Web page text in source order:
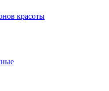
красоты